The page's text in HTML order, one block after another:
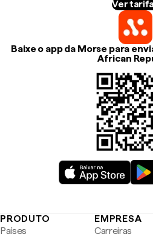
Ver
Baixe o app da Morse para
African
PRODUTO
Países
EMPRESA
Carreiras